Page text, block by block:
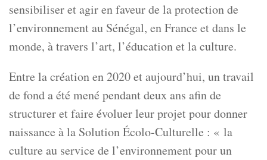
sensibiliser et agir en faveur de la protection de
l’environnement au Sénégal, en France et dans le
monde, à travers l’art, l’éducation et la culture.
Entre la création en 2020 et aujourd’hui, un travail
de fond a été mené pendant deux ans afin de
structurer et faire évoluer leur projet pour donner
naissance à la Solution Écolo-Culturelle : « la
culture au service de l’environnement pour un